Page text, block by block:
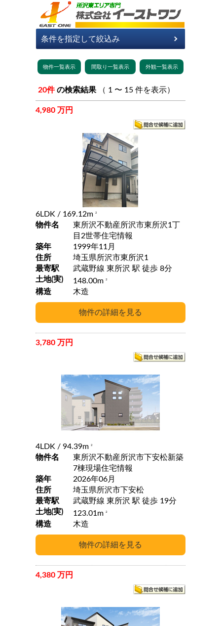
20件 の検索結果 （ 1 〜 15 件を表示）
4,980 万円
6LDK / 169.12m 2
物件名
東所沢不動産所沢市東所沢1丁
目2世帯住宅情報
築年
1999年11月
住所
埼玉県所沢市東所沢1
最寄駅
武蔵野線 東所沢 駅 徒歩 8分
土地(実)
148.00m 2
構造 木造
3,780 万円
4LDK / 94.39m 2
物件名
東所沢不動産所沢市下安松新築
7棟現場住宅情報
築年
2026年06月
住所
埼玉県所沢市下安松
最寄駅
武蔵野線 東所沢 駅 徒歩 19分
土地(実)
123.01m 2
構造 木造
4,380 万円